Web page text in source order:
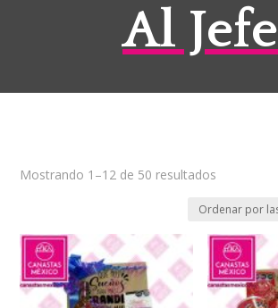
Al Jefe
Mostrando 1–12 de 50 resultados
latest